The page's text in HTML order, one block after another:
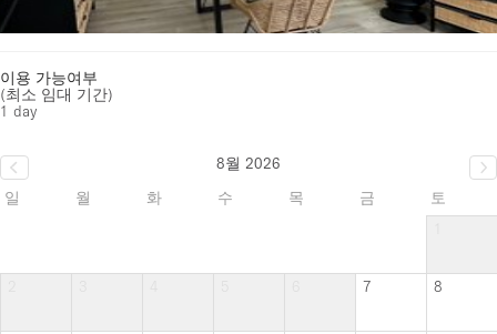
이용 가능여부
(최소 임대 기간)
1 day
8월 2026
일
월 화 수 목 금
토
7 8